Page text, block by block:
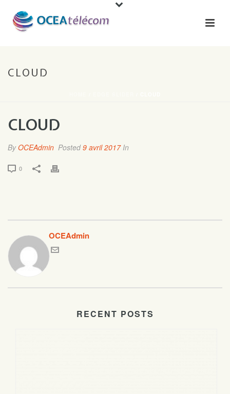
CLOUD
CLOUD
ByOCEAdmin Posted9 avril 2017In
0
OCEAdmin
RECENT POSTS